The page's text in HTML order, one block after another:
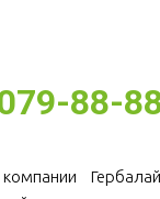
88-